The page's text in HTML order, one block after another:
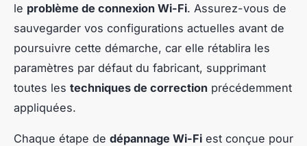
le problème de connexion Wi-Fi. Assurez-vous de
sauvegarder vos configurations actuelles avant de
poursuivre cette démarche, car elle rétablira les
paramètres par défaut du fabricant, supprimant
toutes les techniques de correction précédemment
appliquées.
Chaque étape de dépannage Wi-Fi est conçue pour